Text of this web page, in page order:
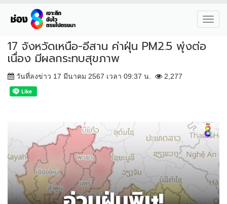
17 จังหวัดเหนือ-อีสาน ค่าฝุ่น PM2.5 พุ่งต่อ
เนื่อง มีผลกระทบสุขภาพ
วันที่ลงข่าว 17 มีนาคม 2567 เวลา 09:37 น. 2,277